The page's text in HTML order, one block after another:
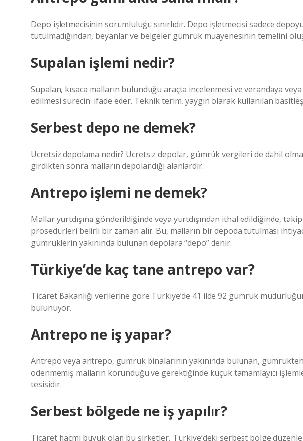
Depo işletmecisinin sorumluluğu sınırlıdır. Depo işletmecisi sadece
tutulmadığından, beyanlar ve belgeler gümrük muayenesinin temelini
Supalan işlemi nedir?
Supalan, kısaca malların bulunduğu araçta incelenmesi ve verandaya
edilmesi sürecini ifade eder. Teknik terim, yaygın olarak kullanılan
Serbest depo ne demek?
Ücretsiz depolama nedir? Ücretsiz depolar, gümrük vergileri de dahil
girdikten sonra malların depolandığı alanlardır.
Antrepo işlemi ne demek?
Mallar yurtdışına gönderildiğinde veya yurtdışından ithal edildiğinde,
prosedürleri belirli bir zaman alır. Bu, malların bir depoda tutulması
gümrüklerin yakınında bulunan depolara “depo” denir.
Türkiye’de kaç tane antrepo var?
Ticaret Bakanlığı verilerine göre Türkiye’de 41 ilde 92 gümrük
bulunuyor.
Antrepo ne iş yapar?
Antrepo veya antrepo, gümrük binalarının yakınında bulunan,
ödenmemiş malların korunduğu ve gerektiğinde küçük tamamlayıcı
tesisidir.
Serbest bölgede ne iş yapılır?
Ticaret hacmi büyük olan bu şirketler, Türkiye’deki serbest bölge